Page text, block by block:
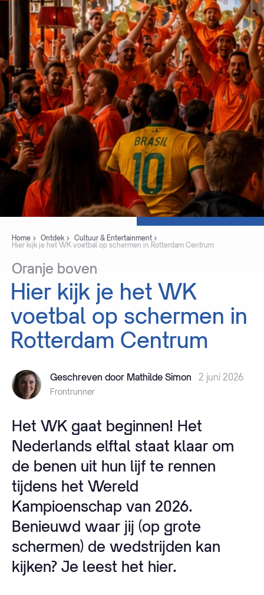
Home Ontdek
Cultuur & Entertainment
Hier kijk je het WK voetbal op schermen in Rotterdam Centrum
Oranje boven
Hier kijk je het WK
voetbal op schermen in
Rotterdam Centrum
Geschreven door Mathilde Simon 2 juni 2026
Frontrunner
Het WK gaat beginnen! Het
Nederlands elftal staat klaar om
de benen uit hun lijf te rennen
tijdens het Wereld
Kampioenschap van 2026.
Benieuwd waar jij (op grote
schermen) de wedstrijden kan
kijken? Je leest het hier.